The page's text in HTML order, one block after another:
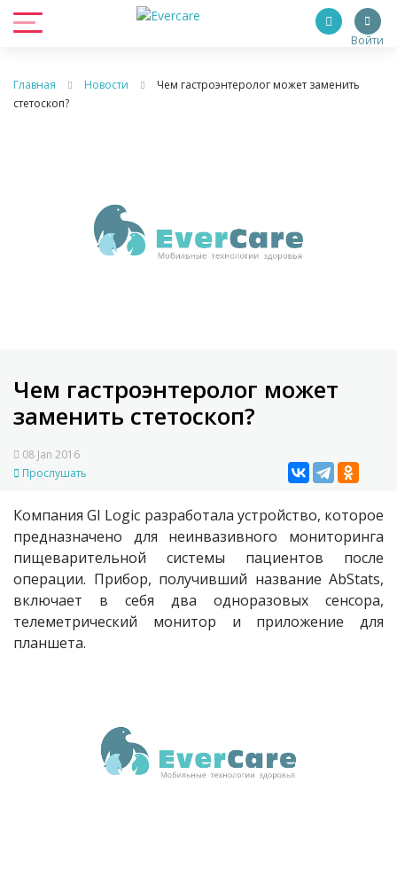
Войти
Главная Новости
Чем гастроэнтеролог может заменить
стетоскоп?
Чем гастроэнтеролог может
заменить стетоскоп?
08 Jan 2016
Прослушать
Компания GI Logic разработала устройство, которое
предназначено для неинвазивного мониторинга
пищеварительной системы пациентов после
операции. Прибор, получивший название AbStats,
включает в себя два одноразовых сенсора,
телеметрический монитор и приложение для
планшета.